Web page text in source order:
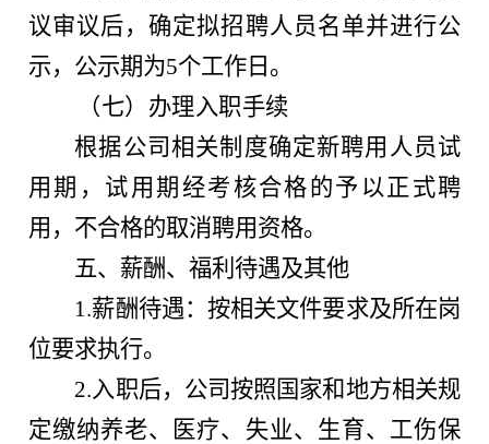
议审议后，确定拟招聘人员名单并进行公
示，公示期为5个工作日。
（七）办理入职手续
根据公司相关制度确定新聘用人员试
用期，试用期经考核合格的予以正式聘
用，不合格的取消聘用资格。
五、薪酬、福利待遇及其他
1.薪酬待遇：按相关文件要求及所在岗
位要求执行。
2.入职后，公司按照国家和地方相关规
定缴纳养老、医疗、失业、生育、工伤保